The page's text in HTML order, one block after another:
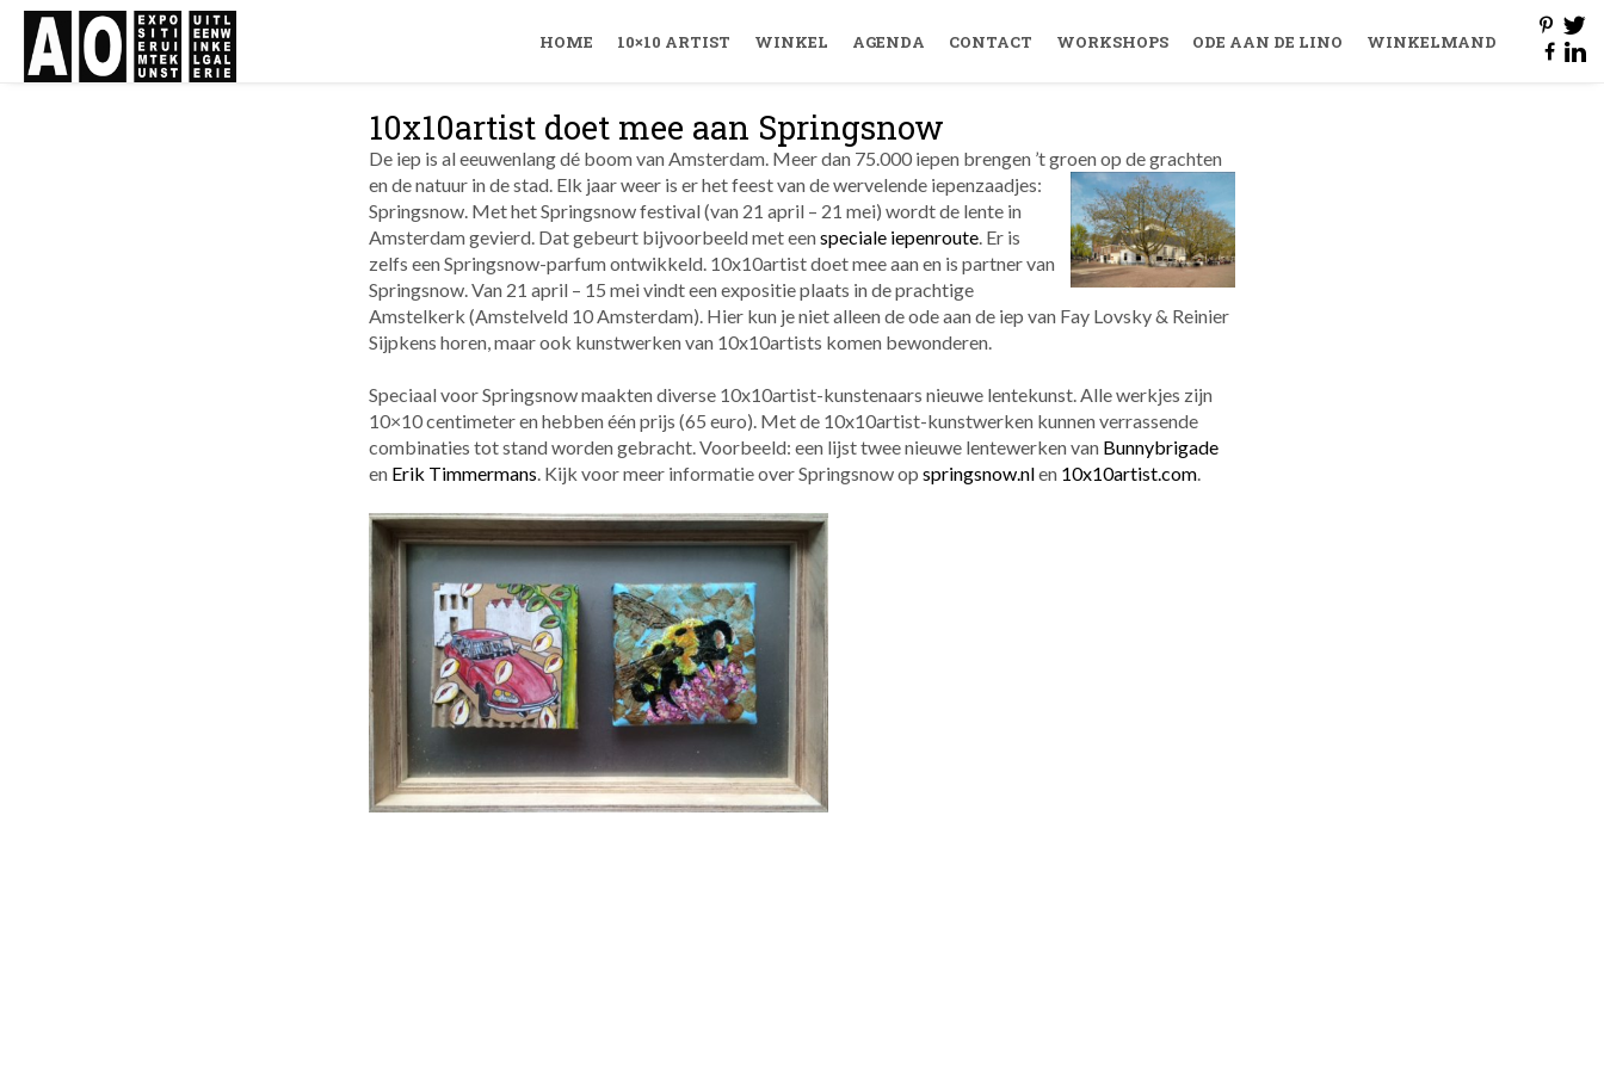
HOME 10×10 ARTIST WINKEL AGENDA CONTACT WORKSHOPS ODE AAN DE LINO WINKELMAND
10x10artist doet mee aan Springsnow
De iep is al eeuwenlang dé boom van Amsterdam. Meer dan 75.000 iepen brengen ’t groen op de grachten
en denatuur in de stad. Elk jaar weer is er het feest van de wervelende iepenzaadjes:
Springsnow. Met het Springsnow festival (van 21 april – 21 mei) wordt de lente in
Amsterdam gevierd. Dat gebeurt bijvoorbeeld met eenspeciale iepenroute. Er is
zelfs een Springsnow-parfum ontwikkeld. 10x10artist doet mee aan en is partner van
Springsnow. Van 21 april – 15 mei vindt een expositie plaats in de prachtige
Amstelkerk (Amstelveld 10 Amsterdam). Hier kun je niet alleen de ode aan de iep van Fay Lovsky & Reinier
Sijpkens horen, maar ook kunstwerken van 10x10artists komen bewonderen.
Speciaal voor Springsnow maakten diverse 10x10artist-kunstenaars nieuwe lentekunst. Alle werkjes zijn
10×10 centimeter en hebben één prijs (65 euro). Met de 10x10artist-kunstwerken kunnen verrassende
combinaties tot stand worden gebracht. Voorbeeld: een lijst twee nieuwe lentewerken van Bunnybrigade
en Erik Timmermans. Kijk voor meer informatie over Springsnow op springsnow.nlen 10x10artist.com.